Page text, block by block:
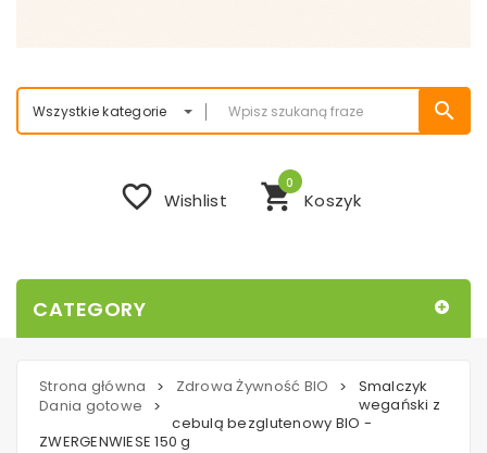
Wszystkie kategorie search
shopping_cart Koszyk
0
favorite_border Wishlist
CATEGORY
Strona główna > Zdrowa Żywność BIO
>
Dania gotowe
>
Smalczyk
wegański z
cebulą bezglutenowy BIO -
ZWERGENWIESE 150 g